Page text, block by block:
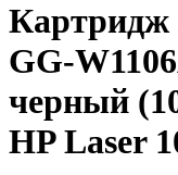
Картридж
GG-
черный
HP Laser